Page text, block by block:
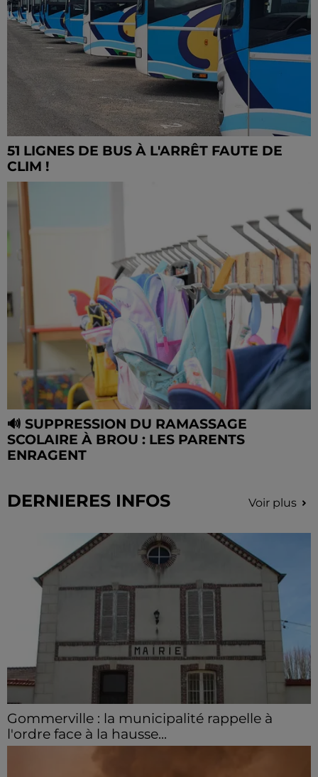
51 LIGNES DE BUS À L'ARRÊT FAUTE DE
CLIM !
🔊 SUPPRESSION DU RAMASSAGE
SCOLAIRE À BROU : LES PARENTS
ENRAGENT
DERNIERES INFOS Voir plus
Gommerville : la municipalité rappelle à
l'ordre face à la hausse...
Incrustation de déchets, déjections sur les sites